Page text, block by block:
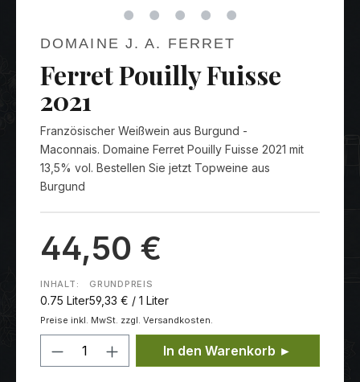
DOMAINE J. A. FERRET
Ferret Pouilly Fuisse
2021
Französischer Weißwein aus Burgund -
Maconnais. Domaine Ferret Pouilly Fuisse 2021 mit
13,5% vol. Bestellen Sie jetzt Topweine aus
Burgund
44,50 €
INHALT:
0.75 Liter
GRUNDPREIS
59,33 € / 1 Liter
Preise inkl. MwSt. zzgl. Versandkosten.
Produkt Anzahl: Gib den
In den Warenkorb ►